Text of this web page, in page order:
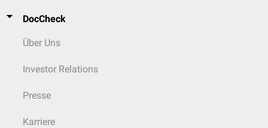
DocCheck
Über Uns
Investor Relations
Presse
Karriere